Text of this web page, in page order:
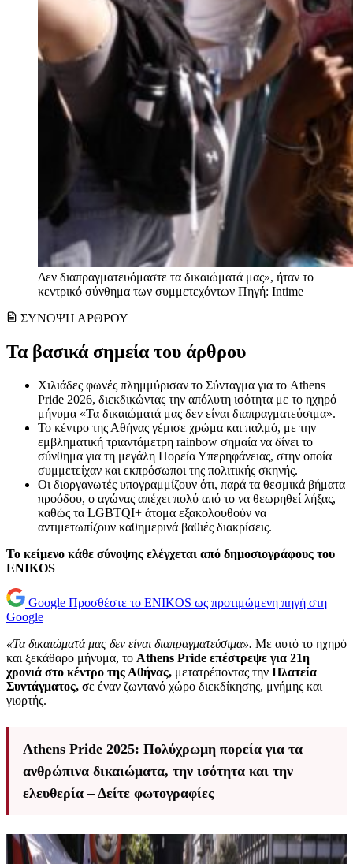
Δεν διαπραγματευόμαστε τα δικαιώματά μας», ήταν το
κεντρικό σύνθημα των συμμετεχόντων Πηγή: Intime
ΣΥΝΟΨΗ ΑΡΘΡΟΥ
Τα βασικά σημεία του άρθρου
Χιλιάδες φωνές πλημμύρισαν το Σύνταγμα για το Athens
Pride 2026, διεκδικώντας την απόλυτη ισότητα με το ηχηρό
μήνυμα «Τα δικαιώματά μας δεν είναι διαπραγματεύσιμα».
Το κέντρο της Αθήνας γέμισε χρώμα και παλμό, με την
εμβληματική τριαντάμετρη rainbow σημαία να δίνει το
σύνθημα για τη μεγάλη Πορεία Υπερηφάνειας, στην οποία
συμμετείχαν και εκπρόσωποι της πολιτικής σκηνής.
Οι διοργανωτές υπογραμμίζουν ότι, παρά τα θεσμικά βήματα
προόδου, ο αγώνας απέχει πολύ από το να θεωρηθεί λήξας,
καθώς τα LGBTQI+ άτομα εξακολουθούν να
αντιμετωπίζουν καθημερινά βαθιές διακρίσεις.
Το κείμενο κάθε σύνοψης ελέγχεται από δημοσιογράφους του
ENIKOS
Google Προσθέστε το ENIKOS ως προτιμώμενη πηγή στη
Google
«Τα δικαιώματά μας δεν είναι διαπραγματεύσιμα». Με αυτό το ηχηρό
και ξεκάθαρο μήνυμα, το Athens Pride επέστρεψε για 21η
χρονιά στο κέντρο της Αθήνας, μετατρέποντας την Πλατεία
Συντάγματος, σε έναν ζωντανό χώρο διεκδίκησης, μνήμης και
γιορτής.
Athens Pride 2025: Πολύχρωμη πορεία για τα
ανθρώπινα δικαιώματα, την ισότητα και την
ελευθερία – Δείτε φωτογραφίες